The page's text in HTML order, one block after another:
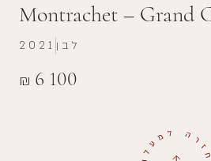
Montrachet – Grand
₪ 6 100
2021 לבן